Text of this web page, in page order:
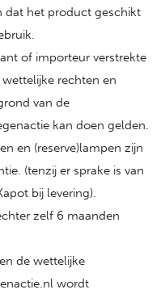
dat het product geschikt
of importeur verstrekte
rechten en
van de
kan doen gelden.
en (reserve)lampen zijn
(tenzij er sprake is van
bij levering).
zelf 6 maanden
de wettelijke
wordt